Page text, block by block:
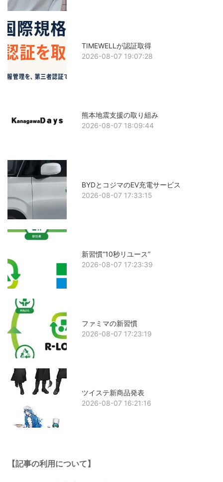
TIMEWELLが認証取得
2026-08-07 19:07:28
熊本地震支援の取り組み
2026-08-07 18:09:44
BYDとコジマのEV充電サービス
2026-08-07 17:33:15
新習慣“10秒リユース”
2026-08-07 17:23:39
ファミマの新習慣
2026-08-07 17:23:19
ツイステ新商品発表
2026-08-07 16:21:16
【記事の利用について】